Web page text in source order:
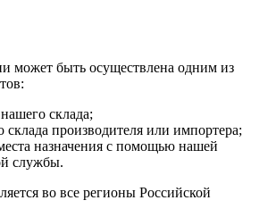
может быть осуществлена одним из
склада;
склада производителя или импортера;
назначения с помощью нашей
службы.
во все регионы Российской